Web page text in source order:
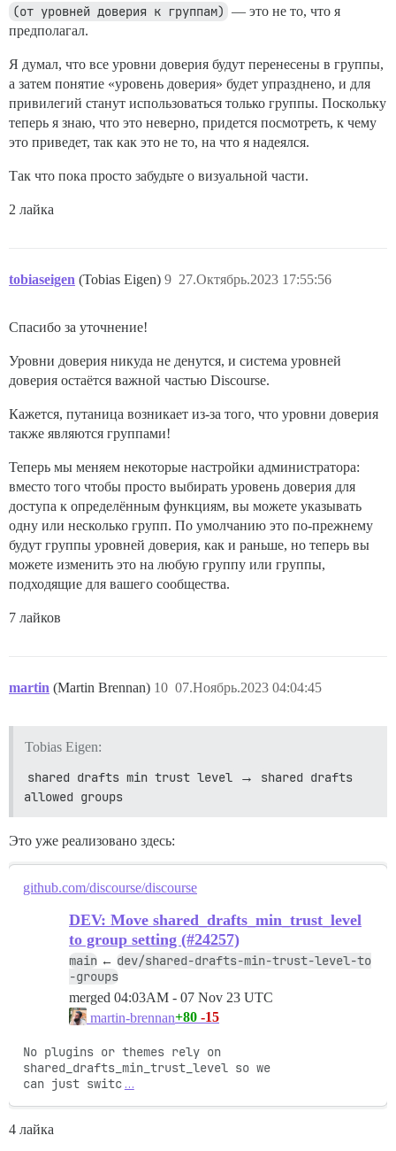
(от уровней доверия к группам) — это не то, что я
предполагал.
Я думал, что все уровни доверия будут перенесены в группы,
а затем понятие «уровень доверия» будет упразднено, и для
привилегий станут использоваться только группы. Поскольку
теперь я знаю, что это неверно, придется посмотреть, к чему
это приведет, так как это не то, на что я надеялся.
Так что пока просто забудьте о визуальной части.
2 лайка
tobiaseigen (Tobias Eigen) 27.Октябрь.2023 17:55:56
9
Спасибо за уточнение!
Уровни доверия никуда не денутся, и система уровней
доверия остаётся важной частью Discourse.
Кажется, путаница возникает из-за того, что уровни доверия
также являются группами!
Теперь мы меняем некоторые настройки администратора:
вместо того чтобы просто выбирать уровень доверия для
доступа к определённым функциям, вы можете указывать
одну или несколько групп. По умолчанию это по-прежнему
будут группы уровней доверия, как и раньше, но теперь вы
можете изменить это на любую группу или группы,
подходящие для вашего сообщества.
7 лайков
martin (Martin Brennan) 07.Ноябрь.2023 04:04:45
10
Tobias Eigen:
shared drafts min trust level →
shared drafts
allowed groups
Это уже реализовано здесь:
github.com/discourse/discourse
DEV: Move shared_drafts_min_trust_level
to group setting (#24257)
main ← dev/shared-drafts-min-trust-level-to
-groups
merged 04:03AM - 07 Nov 23 UTC
martin-brennan+80 -15
No plugins or themes rely on
shared_drafts_min_trust_level so we
can just switc …
4 лайка